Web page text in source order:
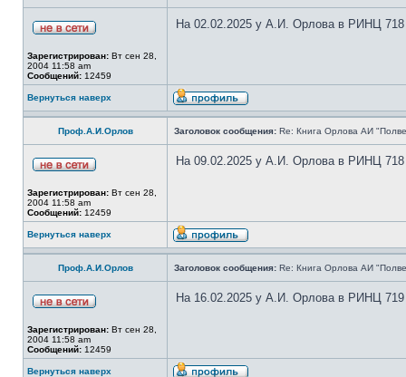
Зарегистрирован: Вт сен 28,
2004 11:58 am
Сообщений: 12459
На 02.02.2025 у А.И. Орлова в РИНЦ 718
Вернуться наверх
Проф.А.И.Орлов Заголовок сообщения: Re: Книга Орлова АИ
Зарегистрирован: Вт сен 28,
2004 11:58 am
Сообщений: 12459
На 09.02.2025 у А.И. Орлова в РИНЦ 718
Вернуться наверх
Проф.А.И.Орлов Заголовок сообщения: Re: Книга Орлова АИ
Зарегистрирован: Вт сен 28,
2004 11:58 am
Сообщений: 12459
На 16.02.2025 у А.И. Орлова в РИНЦ 719
Вернуться наверх